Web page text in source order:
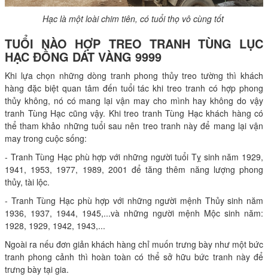
Hạc là một loài chim tiên, có tuổi thọ vô cùng tốt
TUỔI NÀO HỢP TREO TRANH TÙNG LỤC
HẠC ĐỒNG DÁT VÀNG 9999
Khi lựa chọn những dòng tranh phong thủy treo tường thì khách
hàng đặc biệt quan tâm đến tuổi tác khi treo tranh có hợp phong
thủy không, nó có mang lại vận may cho mình hay không do vậy
tranh Tùng Hạc cũng vậy. Khi treo tranh Tùng Hạc khách hàng có
thể tham khảo những tuổi sau nên treo tranh này để mang lại vận
may trong cuộc sống:
- Tranh Tùng Hạc phù hợp với những người tuổi Tỵ sinh năm 1929,
1941, 1953, 1977, 1989, 2001 để tăng thêm năng lượng phong
thủy, tài lộc.
- Tranh Tùng Hạc phù hợp với những người mệnh Thủy sinh năm
1936, 1937, 1944, 1945,...và những người mệnh Mộc sinh năm:
1928, 1929, 1942, 1943,...
Ngoài ra nếu đơn giản khách hàng chỉ muốn trưng bày như một bức
tranh phong cảnh thì hoàn toàn có thể sở hữu bức tranh này để
trưng bày tại gia.